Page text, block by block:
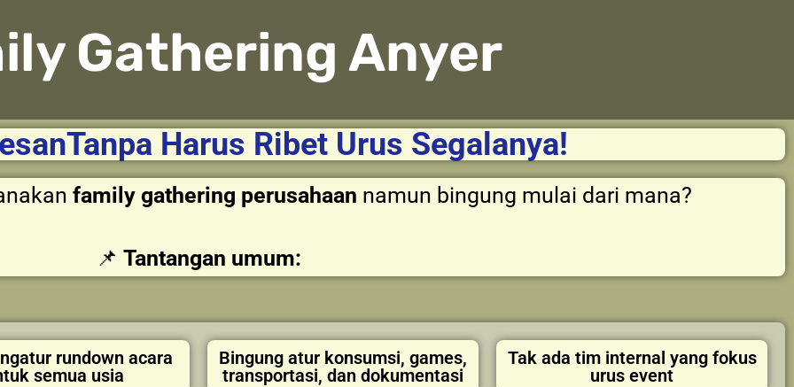
Gathering Anyer
Harus Ribet Urus Segalanya!
family gathering perusahaan namun bingung mulai dari mana?
📌 Tantangan umum:
rundown acara
semua usia
Bingung atur konsumsi, games,
transportasi, dan dokumentasi
Tak ada tim internal yang fokus
urus event